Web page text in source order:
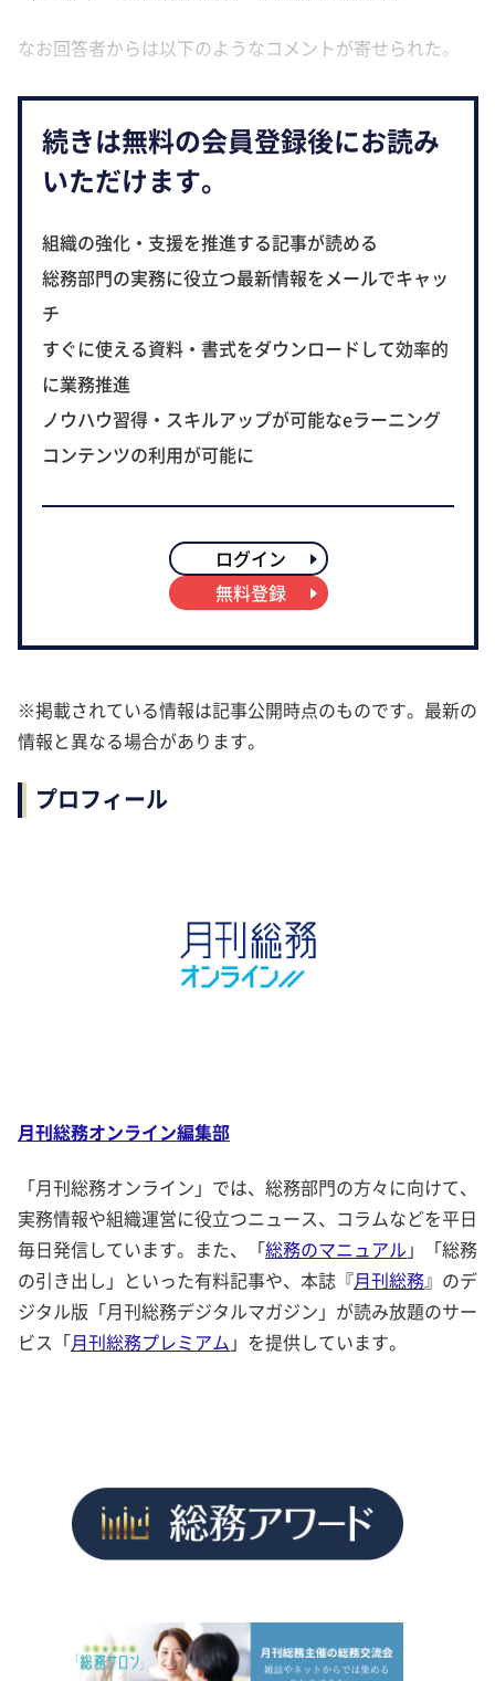
なお回答者からは以下のようなコメントが寄せられた。
続きは無料の会員登録後にお読み
いただけます。
組織の強化・支援を推進する記事が読める
総務部門の実務に役立つ最新情報をメールでキャッ
チ
すぐに使える資料・書式をダウンロードして効率的
に業務推進
ノウハウ習得・スキルアップが可能なeラーニング
コンテンツの利用が可能に
ログイン
無料登録
※掲載されている情報は記事公開時点のものです。最新の
情報と異なる場合があります。
プロフィール
月刊総務オンライン編集部
「月刊総務オンライン」では、総務部門の方々に向けて、
実務情報や組織運営に役立つニュース、コラムなどを平日
毎日発信しています。また、「総務のマニュアル 」「総務
の引き出し」といった有料記事や、本誌『月刊総務』のデ
ジタル版「月刊総務デジタルマガジン」が読み放題のサー
ビス「月刊総務プレミアム 」を提供しています。